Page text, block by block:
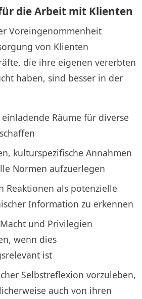
die Arbeit mit Klienten
Voreingenommenheit
von Klienten
die ihre eigenen vererbten
haben, sind besser in der
Räume für diverse
kulturspezifische Annahmen
Normen aufzuerlegen
Reaktionen als potenzielle
Information zu erkennen
und Privilegien
wenn dies
ist
Selbstreflexion vorzuleben,
auch von ihren